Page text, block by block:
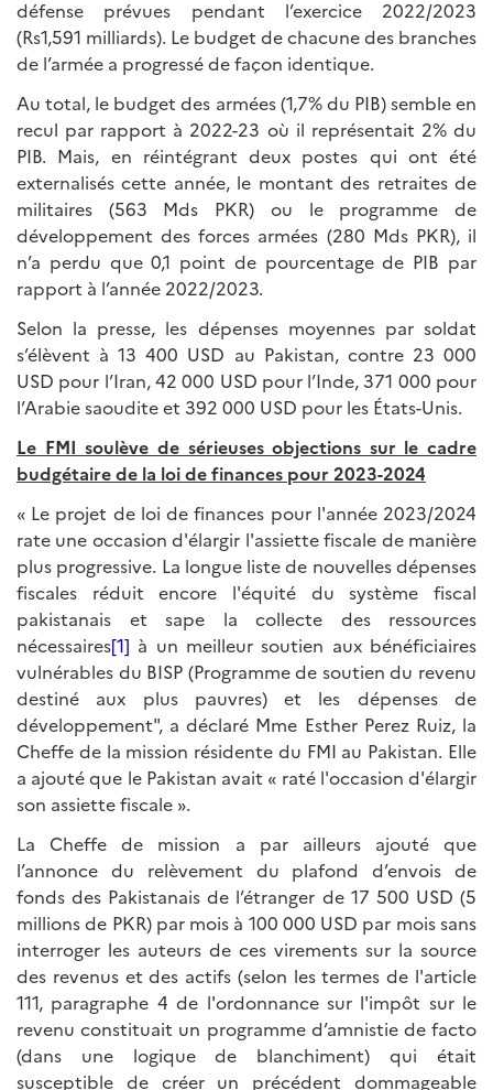
défense prévues pendant l’exercice 2022/2023
(Rs1,591 milliards). Le budget de chacune des branches
de l’armée a progressé de façon identique.
Au total, le budget des armées (1,7% du PIB) semble en
recul par rapport à 2022-23 où il représentait 2% du
PIB. Mais, en réintégrant deux postes qui ont été
externalisés cette année, le montant des retraites de
militaires (563 Mds PKR) ou le programme de
développement des forces armées (280 Mds PKR), il
n’a perdu que 0,1 point de pourcentage de PIB par
rapport à l’année 2022/2023.
Selon la presse, les dépenses moyennes par soldat
s’élèvent à 13 400 USD au Pakistan, contre 23 000
USD pour l’Iran, 42 000 USD pour l’Inde, 371 000 pour
l’Arabie saoudite et 392 000 USD pour les États-Unis.
Le FMI soulève de sérieuses objections sur le cadre
budgétaire de la loi de finances pour 2023-2024
« Le projet de loi de finances pour l'année 2023/2024
rate une occasion d'élargir l'assiette fiscale de manière
plus progressive. La longue liste de nouvelles dépenses
fiscales réduit encore l'équité du système fiscal
pakistanais et sape la collecte des ressources
nécessaires[1] à un meilleur soutien aux bénéficiaires
vulnérables du BISP (Programme de soutien du revenu
destiné aux plus pauvres) et les dépenses de
développement", a déclaré Mme Esther Perez Ruiz, la
Cheffe de la mission résidente du FMI au Pakistan. Elle
a ajouté que le Pakistan avait « raté l'occasion d'élargir
son assiette fiscale ».
La Cheffe de mission a par ailleurs ajouté que
l’annonce du relèvement du plafond d’envois de
fonds des Pakistanais de l’étranger de 17 500 USD (5
millions de PKR) par mois à 100 000 USD par mois sans
interroger les auteurs de ces virements sur la source
des revenus et des actifs (selon les termes de l'article
111, paragraphe 4 de l'ordonnance sur l'impôt sur le
revenu constituait un programme d’amnistie de facto
(dans une logique de blanchiment) qui était
susceptible de créer un précédent dommageable